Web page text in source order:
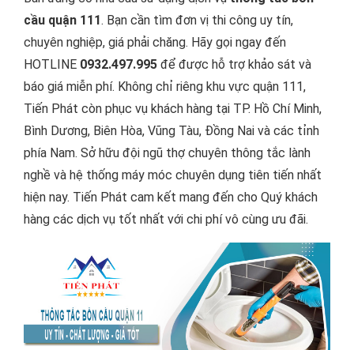
cầu quận 111. Bạn cần tìm đơn vị thi công uy tín,
chuyên nghiệp, giá phải chăng. Hãy gọi ngay đến
HOTLINE 0932.497.995 để được hỗ trợ khảo sát và
báo giá miễn phí. Không chỉ riêng khu vực quận 111,
Tiến Phát còn phục vụ khách hàng tại TP. Hồ Chí Minh,
Bình Dương, Biên Hòa, Vũng Tàu, Đồng Nai và các tỉnh
phía Nam. Sở hữu đội ngũ thợ chuyên thông tắc lành
nghề và hệ thống máy móc chuyên dụng tiên tiến nhất
hiện nay. Tiến Phát cam kết mang đến cho Quý khách
hàng các dịch vụ tốt nhất với chi phí vô cùng ưu đãi.